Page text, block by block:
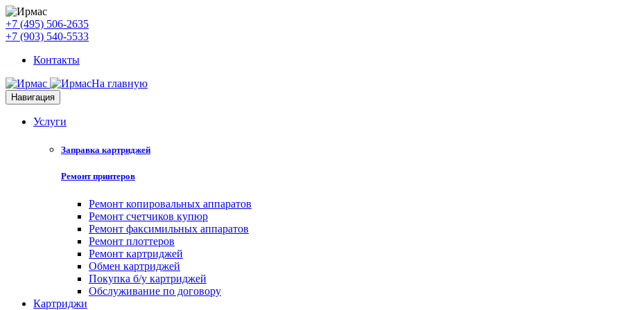
+7 (495) 506-2635
+7 (903) 540-5533
Контакты
На главную
Навигация
Услуги
Заправка картриджей
Ремонт принтеров
Ремонт копировальных аппаратов
Ремонт счетчиков купюр
Ремонт факсимильных аппаратов
Ремонт плоттеров
Ремонт картриджей
Обмен картриджей
Покупка б/у картриджей
Обслуживание по договору
Картриджи